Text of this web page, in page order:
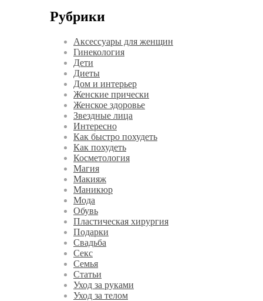
Рубрики
Аксессуары для женщин
Гинекология
Дети
Диеты
Дом и интерьер
Женские прически
Женское здоровье
Звездные лица
Интересно
Как быстро похудеть
Как похудеть
Косметология
Магия
Макияж
Маникюр
Мода
Обувь
Пластическая хирургия
Подарки
Свадьба
Секс
Семья
Статьи
Уход за руками
Уход за телом